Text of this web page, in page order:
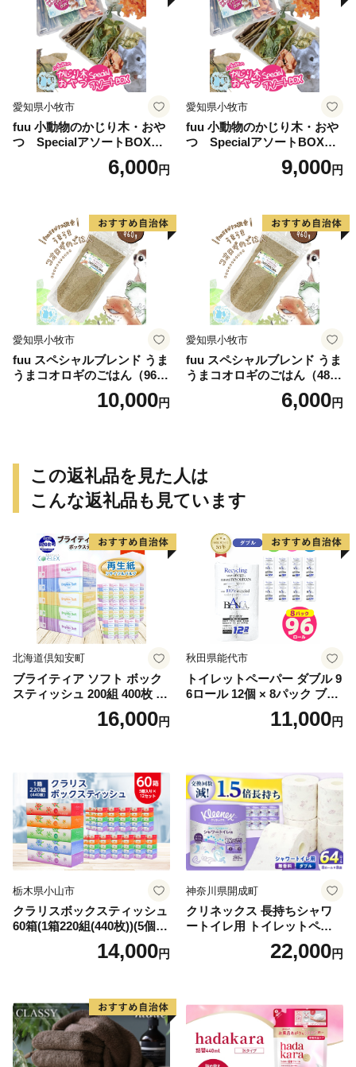
愛知県小牧市
fuu 小動物のかじり木・おや
つ SpecialアソートBOX（1
6,000円
愛知県小牧市
fuu 小動物のかじり木・おや
つ SpecialアソートBOX（2
9,000円
愛知県小牧市
fuu スペシャルブレンド うま
うまコオロギのごはん（960
10,000円
愛知県小牧市
fuu スペシャルブレンド うま
うまコオロギのごはん（480
6,000円
この返礼品を見た人は
こんな返礼品も見ています
北海道倶知安町
ブライティア ソフト ボック
スティッシュ 200組 400枚 60
箱 日本製 まとめ買い ティッ
シュ リサイクル 長持 防災 常
倶知安町 日用品
16,000円
秋田県能代市
トイレットペーパー ダブル 9
6ロール 12個 × 8パック ブラ
ンカ 再生紙 100％ 芯あり 日
用品 消耗品 無香料 生活用品
11,000円
栃木県小山市
クラリスボックスティッシュ
60箱(1箱220組(440枚))(5個入
り×12セット)【1256759】
14,000円
神奈川県開成町
クリネックス 長持ちシャワ
ートイレ用 トイレットペー
パー（ダブル）64ロール(8ロ
ール×8パック) 開成町 トイレ
蓄 防災 エコ 消耗品 生活雑貨
生活用品 無香料 トイレット
ペーパー ダブル といれっと
ぺーぱー トイレ クレシア ト
イレットペーパー [BDBH002
22,000円